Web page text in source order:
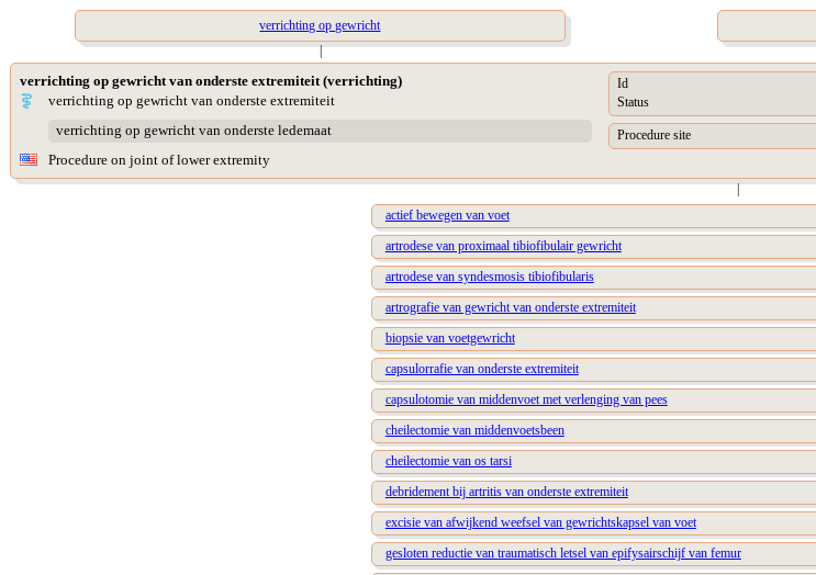
verrichting op gewricht
|
verrichting op gewricht van onderste extremiteit (verrichting)
verrichting op gewricht van onderste extremiteit
verrichting op gewricht van onderste ledemaat
Procedure on joint of lower extremity
Id
Status
Procedure site
|
actief bewegen van voet
artrodese van proximaal tibiofibulair gewricht
artrodese van syndesmosis tibiofibularis
artrografie van gewricht van onderste extremiteit
biopsie van voetgewricht
capsulorrafie van onderste extremiteit
capsulotomie van middenvoet met verlenging van pees
cheilectomie van middenvoetsbeen
cheilectomie van os tarsi
debridement bij artritis van onderste extremiteit
excisie van afwijkend weefsel van gewrichtskapsel van voet
gesloten reductie van traumatisch letsel van epifysairschijf van femur